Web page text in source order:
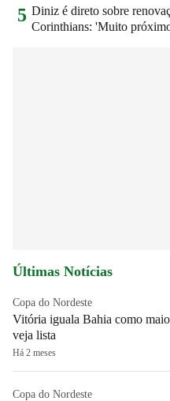
5 Diniz é direto sobre
Corinthians: 'Muito
Últimas Notícias
Copa do Nordeste
Vitória iguala Bahia como
veja lista
Há 2 meses
Copa do Nordeste